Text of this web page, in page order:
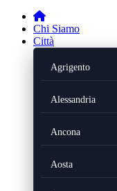
Chi Siamo
Città
Agrigento
Alessandria
Ancona
Aosta